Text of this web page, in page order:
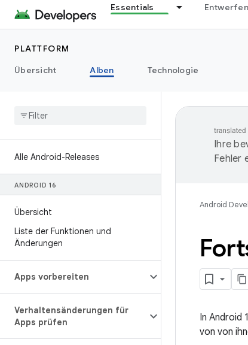
Essentials
PLATTFORM
Übersicht
Alben Technologie
Alle Android-Releases
ANDROID 16
Übersicht
Liste der Funktionen und
Änderungen
Apps vorbereiten
Verhaltensänderungen für
Apps prüfen
Ihre
Fehler
Android
In Android
von von